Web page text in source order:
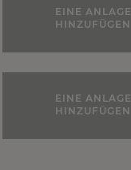
EINE ANLAGE
HINZUFÜGEN
EINE ANLAGE
HINZUFÜGEN